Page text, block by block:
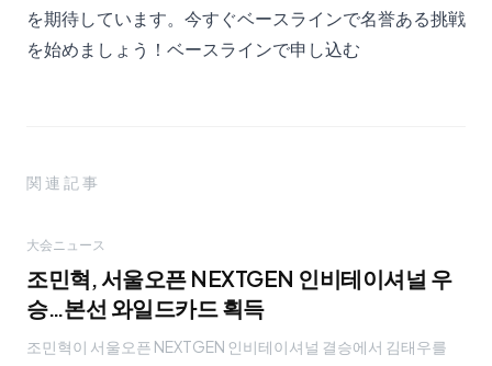
を期待しています。今すぐベースラインで名誉ある挑戦
を始めましょう！ ベースラインで申し込む
関連記事
大会ニュース
조민혁, 서울오픈 NEXTGEN 인비테이셔널 우
승…본선 와일드카드 획득
조민혁이 서울오픈 NEXTGEN 인비테이셔널 결승에서 김태우를